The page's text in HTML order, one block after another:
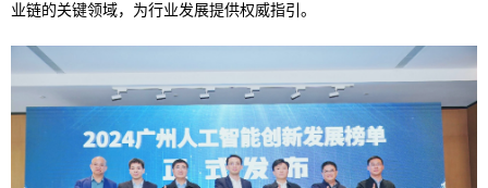
业链的关键领域，为行业发展提供权威指引。